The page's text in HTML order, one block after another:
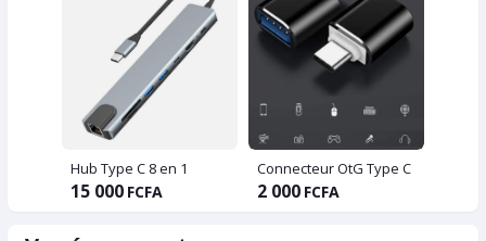
Hub Type C 8 en 1
15 000 FCFA
Connecteur OtG Type C
2 000 FCFA